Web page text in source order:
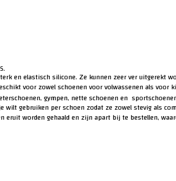
en elastisch silicone. Ze kunnen zeer ver uitgerekt
voor zowel schoenen voor volwassenen als voor
gympen, nette schoenen en
wilt gebruiken per schoen zodat ze zowel stevig als
eruit worden gehaald en zijn apart bij te bestellen,